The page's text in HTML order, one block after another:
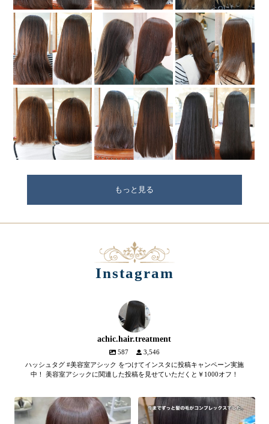
もっと見る
Instagram
achic.hair.treatment
587
3,546
ハッシュタグ #美容室アシック をつけてインスタに投稿キャンペーン実施
中！ 美容室アシックに関連した投稿を見せていただくと￥1000オフ！
【髪質改善メテオトリートメン 髪のツヤ、諦めていません